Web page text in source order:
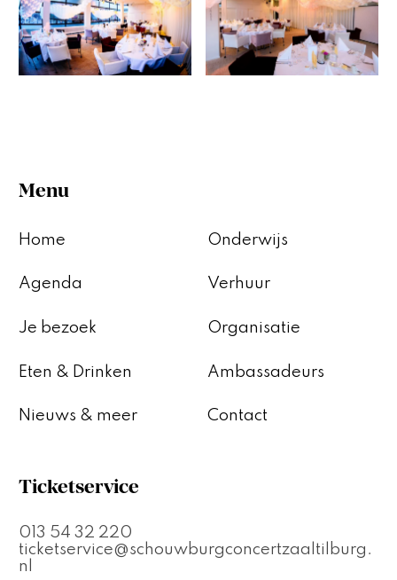
Menu
Home
Agenda
Je bezoek
Eten & Drinken
Nieuws & meer
Onderwijs
Verhuur
Organisatie
Ambassadeurs
Contact
Ticketservice
013 54 32 220
ticketservice@schouwburgconcertzaaltilburg.
nl